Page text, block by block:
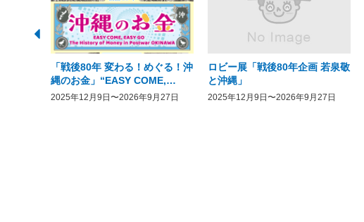
「戦後80年 変わる！めぐる！沖
縄のお金」“EASY COME,
EASY GO － The History of
2025年12月9日〜2026年9月27日
ロビー展「戦後80年企画 若泉敬
と沖縄」
2025年12月9日〜2026年9月27日